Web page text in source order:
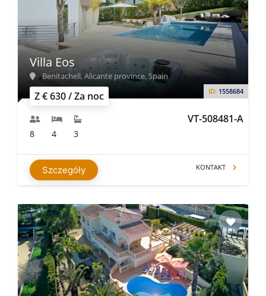
Z € 630 / Za noc ID: 1558684
VT-508481-A
Villa Eos
Benitachell, Alicante province, Spain
8 4 3
Szczegóły KONTAKT